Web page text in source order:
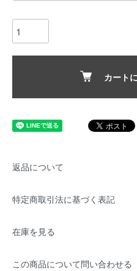
カート
返品について
特定商取引法に基づく表記
在庫を見る
この商品について問い合わせる